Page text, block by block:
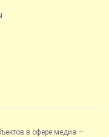
в сфере медиа —